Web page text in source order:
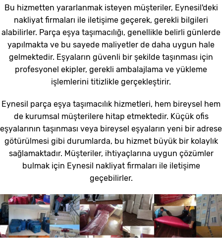
Bu hizmetten yararlanmak isteyen müşteriler, Eynesil'deki
nakliyat firmaları ile iletişime geçerek, gerekli bilgileri
alabilirler. Parça eşya taşımacılığı, genellikle belirli günlerde
yapılmakta ve bu sayede maliyetler de daha uygun hale
gelmektedir. Eşyaların güvenli bir şekilde taşınması için
profesyonel ekipler, gerekli ambalajlama ve yükleme
işlemlerini titizlikle gerçekleştirir.
Eynesil parça eşya taşımacılık hizmetleri, hem bireysel hem
de kurumsal müşterilere hitap etmektedir. Küçük ofis
eşyalarının taşınması veya bireysel eşyaların yeni bir adrese
götürülmesi gibi durumlarda, bu hizmet büyük bir kolaylık
sağlamaktadır. Müşteriler, ihtiyaçlarına uygun çözümler
bulmak için Eynesil nakliyat firmaları ile iletişime
geçebilirler.